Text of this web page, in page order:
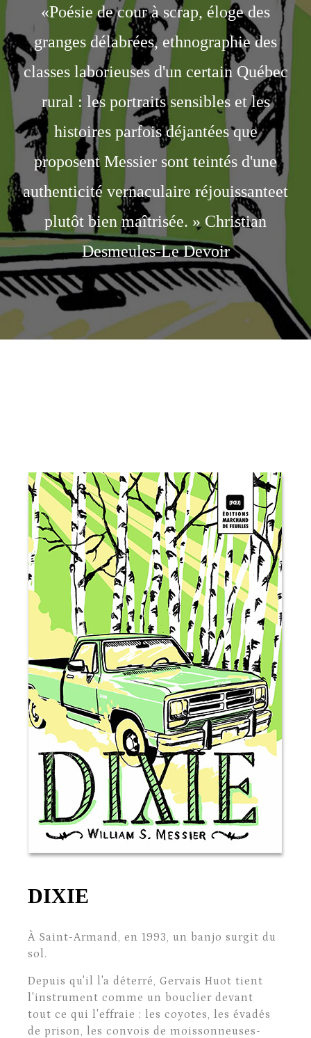
«Poésie de cour à scrap, éloge des
granges délabrées, ethnographie des
classes laborieuses d'un certain Québec
rural : les portraits sensibles et les
histoires parfois déjantées que
proposent Messier sont teintés d'une
authenticité vernaculaire réjouissanteet
plutôt bien maîtrisée. » Christian
Desmeules-Le Devoir
DIXIE
À Saint-Armand, en 1993, un banjo surgit du
sol.
Depuis qu'il l'a déterré, Gervais Huot tient
l'instrument comme un bouclier devant
tout ce qui l'effraie : les coyotes, les évadés
de prison, les convois de moissonneuses-